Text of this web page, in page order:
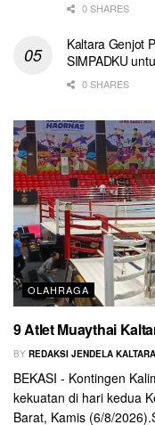
0 SHARES
Kaltara Genjot
SIMPADKU
0 SHARES
OLAHRAGA
9 Atlet Muaythai
BY REDAKSI JENDELA KALTARA
BEKASI - Kontingen
kekuatan di hari kedua
Barat, Kamis (6/8/